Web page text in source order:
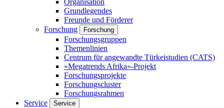
Organisation
Grundlegendes
Freunde und Förderer
Forschung
Forschung
Forschungsgruppen
Themenlinien
Centrum für angewandte Türkeistudien (CATS)
»Megatrends Afrika«-Projekt
Forschungsprojekte
Forschungscluster
Forschungsrahmen
Service
Service